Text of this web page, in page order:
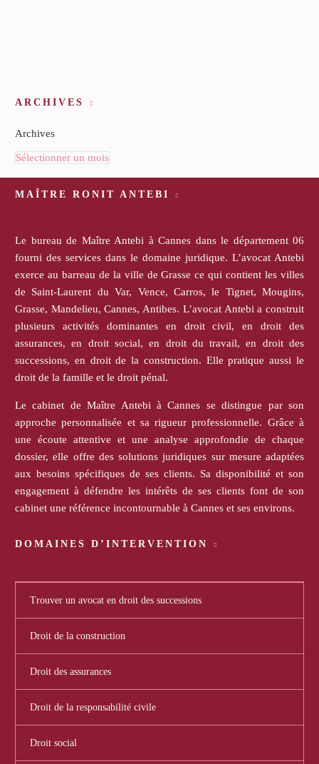
ARCHIVES
Archives
Sélectionner un mois
MAÎTRE RONIT ANTEBI
Le bureau de Maître Antebi à Cannes dans le département 06
fourni des services dans le domaine juridique. L’avocat Antebi
exerce au barreau de la ville de Grasse ce qui contient les villes
de Saint-Laurent du Var, Vence, Carros, le Tignet, Mougins,
Grasse, Mandelieu, Cannes, Antibes. L’avocat Antebi a construit
plusieurs activités dominantes en droit civil, en droit des
assurances, en droit social, en droit du travail, en droit des
successions, en droit de la construction. Elle pratique aussi le
droit de la famille et le droit pénal.
Le cabinet de Maître Antebi à Cannes se distingue par son
approche personnalisée et sa rigueur professionnelle. Grâce à
une écoute attentive et une analyse approfondie de chaque
dossier, elle offre des solutions juridiques sur mesure adaptées
aux besoins spécifiques de ses clients. Sa disponibilité et son
engagement à défendre les intérêts de ses clients font de son
cabinet une référence incontournable à Cannes et ses environs.
DOMAINES D’INTERVENTION
Trouver un avocat en droit des successions
Droit de la construction
Droit des assurances
Droit de la responsabilité civile
Droit social